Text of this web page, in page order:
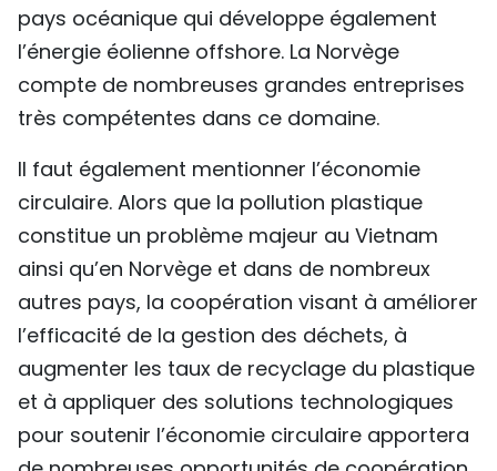
pays océanique qui développe également
l’énergie éolienne offshore. La Norvège
compte de nombreuses grandes entreprises
très compétentes dans ce domaine.
Il faut également mentionner l’économie
circulaire. Alors que la pollution plastique
constitue un problème majeur au Vietnam
ainsi qu’en Norvège et dans de nombreux
autres pays, la coopération visant à améliorer
l’efficacité de la gestion des déchets, à
augmenter les taux de recyclage du plastique
et à appliquer des solutions technologiques
pour soutenir l’économie circulaire apportera